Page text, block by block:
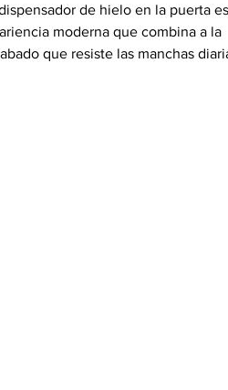
de hielo en la puerta
moderna que combina a la
que resiste las manchas